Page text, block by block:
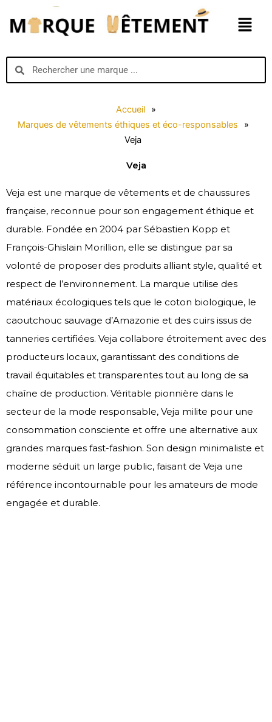
contenu
Menu
SearchSearch
Accueil
»
Marques de vêtements éthiques et éco-responsables
»
Veja
Veja
Veja est une marque de vêtements et de chaussures
française, reconnue pour son engagement éthique et
durable. Fondée en 2004 par Sébastien Kopp et
François-Ghislain Morillion, elle se distingue par sa
volonté de proposer des produits alliant style, qualité et
respect de l’environnement. La marque utilise des
matériaux écologiques tels que le coton biologique, le
caoutchouc sauvage d’Amazonie et des cuirs issus de
tanneries certifiées. Veja collabore étroitement avec des
producteurs locaux, garantissant des conditions de
travail équitables et transparentes tout au long de sa
chaîne de production. Véritable pionnière dans le
secteur de la mode responsable, Veja milite pour une
consommation consciente et offre une alternative aux
grandes marques fast-fashion. Son design minimaliste et
moderne séduit un large public, faisant de Veja une
référence incontournable pour les amateurs de mode
engagée et durable.